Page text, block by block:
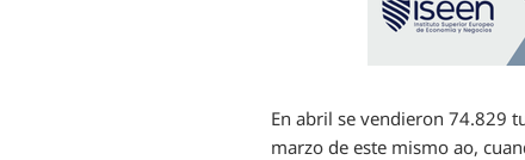
En abril se vendieron 74.829
marzo de este mismo ao,